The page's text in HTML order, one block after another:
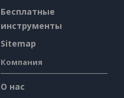
Бесплатные
инструменты
Sitemap
Компания
О нас